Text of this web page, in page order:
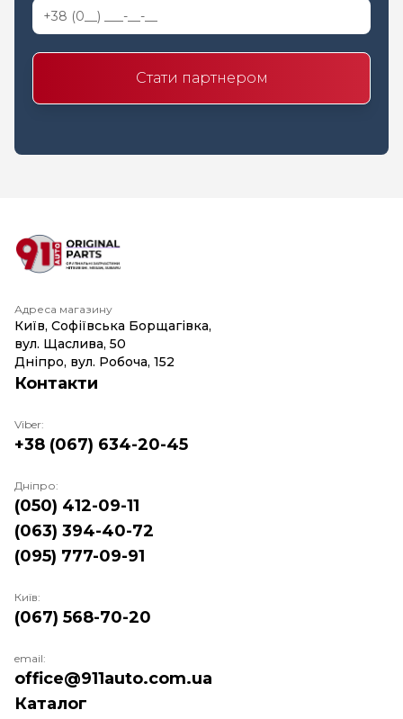
Стати партнером
Адреса магазину
Київ, Софіївська Борщагівка,
вул. Щаслива, 50
Дніпро, вул. Робоча, 152
Каталог
Контакти
Viber:
+38 (067) 634-20-45
Дніпро:
(050) 412-09-11
(063) 394-40-72
(095) 777-09-91
Київ:
(067) 568-70-20
email:
office@911auto.com.ua